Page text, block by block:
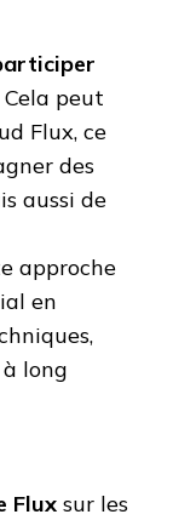
Cela peut
Flux, ce
des
aussi de
approche
en
long
Flux sur les